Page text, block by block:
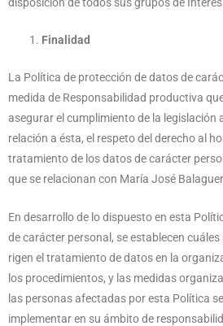
Finalidad
La Política de protección de datos de
medida de Responsabilidad productiva
asegurar el cumplimiento de la legislación
relación a ésta, el respeto del derecho al
tratamiento de los datos de carácter
que se relacionan con María José
En desarrollo de lo dispuesto en esta
de carácter personal, se establecen
rigen el tratamiento de datos en la
los procedimientos, y las medidas
las personas afectadas por esta Política
implementar en su ámbito de